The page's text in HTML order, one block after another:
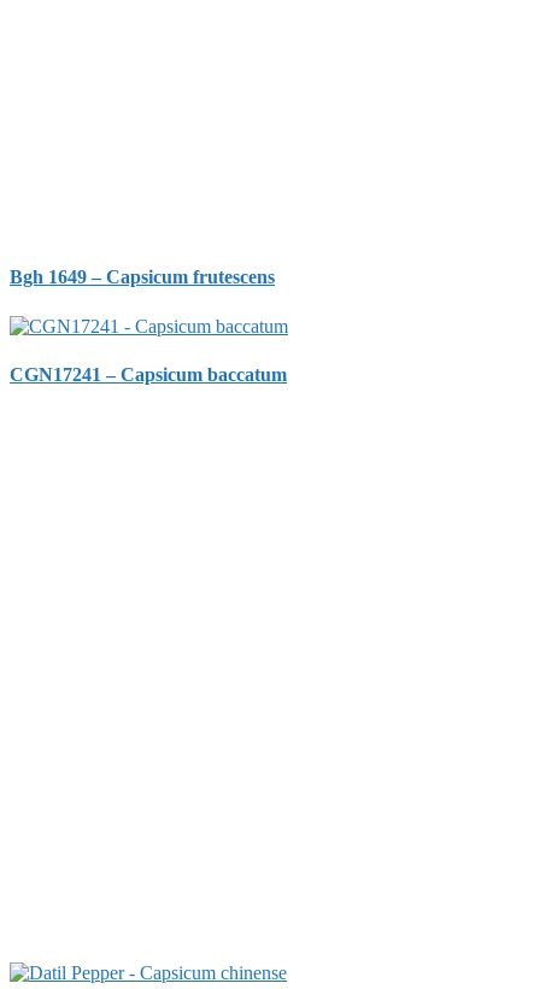
Bgh 1649 – Capsicum frutescens
CGN17241 – Capsicum baccatum